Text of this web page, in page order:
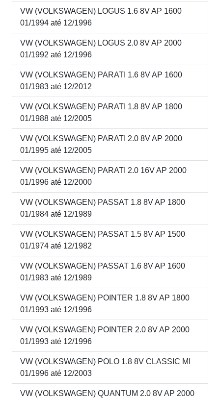
VW (VOLKSWAGEN) LOGUS 1.6 8V AP 1600
01/1994 até 12/1996
VW (VOLKSWAGEN) LOGUS 2.0 8V AP 2000
01/1992 até 12/1996
VW (VOLKSWAGEN) PARATI 1.6 8V AP 1600
01/1983 até 12/2012
VW (VOLKSWAGEN) PARATI 1.8 8V AP 1800
01/1988 até 12/2005
VW (VOLKSWAGEN) PARATI 2.0 8V AP 2000
01/1995 até 12/2005
VW (VOLKSWAGEN) PARATI 2.0 16V AP 2000
01/1996 até 12/2000
VW (VOLKSWAGEN) PASSAT 1.8 8V AP 1800
01/1984 até 12/1989
VW (VOLKSWAGEN) PASSAT 1.5 8V AP 1500
01/1974 até 12/1982
VW (VOLKSWAGEN) PASSAT 1.6 8V AP 1600
01/1983 até 12/1989
VW (VOLKSWAGEN) POINTER 1.8 8V AP 1800
01/1993 até 12/1996
VW (VOLKSWAGEN) POINTER 2.0 8V AP 2000
01/1993 até 12/1996
VW (VOLKSWAGEN) POLO 1.8 8V CLASSIC MI
01/1996 até 12/2003
VW (VOLKSWAGEN) QUANTUM 2.0 8V AP 2000